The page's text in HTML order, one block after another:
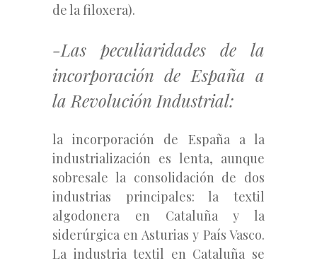
de la filoxera).
-Las peculiaridades de la
incorporación de España a
la Revolución Industrial:
la incorporación de España a la
industrialización es lenta, aunque
sobresale la consolidación de dos
industrias principales: la textil
algodonera en Cataluña y la
siderúrgica en Asturias y País Vasco.
La industria textil en Cataluña se